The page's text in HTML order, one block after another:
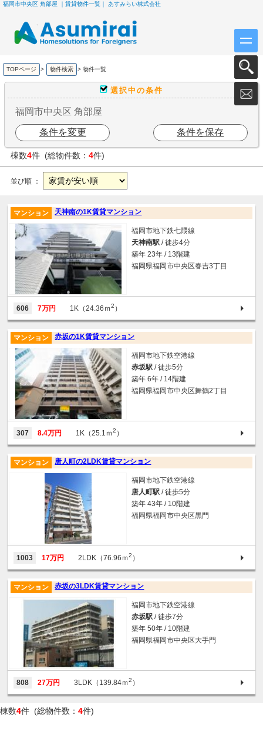
福岡市中央区 角部屋 ｜賃貸物件一覧｜ あすみらい株式会社
TOPページ > 物件検索 > 物件一覧
選択中の条件
福岡市中央区 角部屋
条件を変更 条件を保存
棟数4件 (総物件数： 4件)
並び順 ：
天神南の1K賃貸マンション
マンション
福岡市地下鉄七隈線
天神南駅 / 徒歩4分
築年 23年 / 13階建
福岡県福岡市中央区春吉3丁目
606 7万円 1K（24.36ｍ2 ）
赤坂の1K賃貸マンション
マンション
福岡市地下鉄空港線
赤坂駅 / 徒歩5分
築年 6年 / 14階建
福岡県福岡市中央区舞鶴2丁目
307 8.4万円 1K（25.1ｍ2 ）
唐人町の2LDK賃貸マンション
マンション
福岡市地下鉄空港線
唐人町駅 / 徒歩5分
築年 43年 / 10階建
福岡県福岡市中央区黒門
1003 17万円 2LDK（76.96ｍ2 ）
赤坂の3LDK賃貸マンション
マンション
福岡市地下鉄空港線
赤坂駅 / 徒歩7分
築年 50年 / 10階建
福岡県福岡市中央区大手門
808 27万円 3LDK（139.84ｍ2 ）
棟数4件 (総物件数： 4件)